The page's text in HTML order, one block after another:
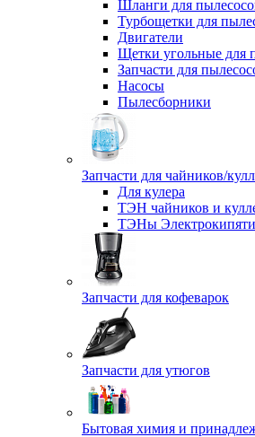
Шланги для
Турбощетки для
Двигатели
Щетки угольные для
Запчасти для
Насосы
Пылесборники
Запчасти для чайников/
Для кулера
ТЭН чайников и
ТЭНы
Запчасти для кофеварок
Запчасти для утюгов
Бытовая химия и